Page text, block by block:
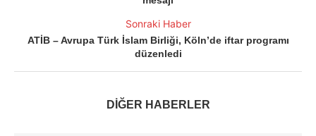
Sonraki Haber
ATİB – Avrupa Türk İslam Birliği, Köln’de iftar programı
düzenledi
DİĞER HABERLER